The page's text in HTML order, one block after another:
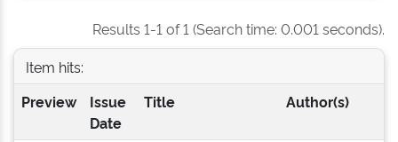
Results 1-1 of 1 (Search time: 0.001 seconds).
Item hits:
Preview
Issue
Date
Title Author(s)